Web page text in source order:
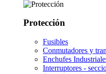
Protección
Fusibles
Conmutadores y
Enchufes
Interruptores -